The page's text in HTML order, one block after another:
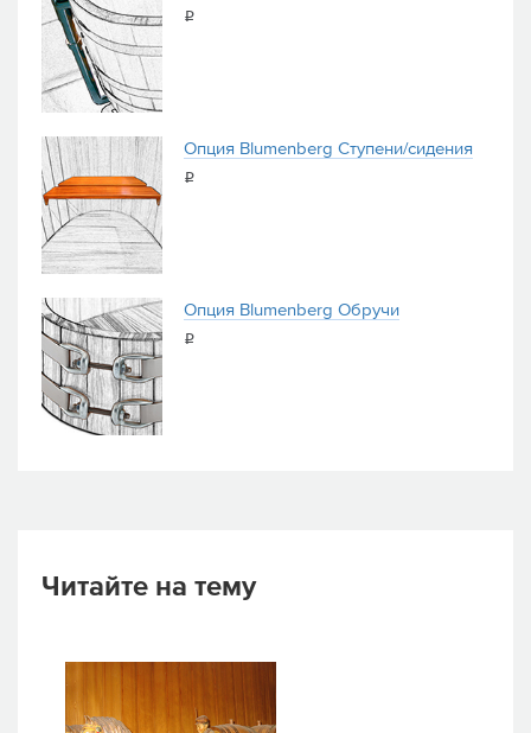
i
Опция Blumenberg Ступени/сидения
i
Опция Blumenberg Обручи
i
Читайте на тему